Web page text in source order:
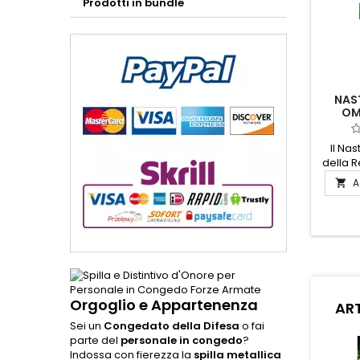
Orgoglio e Appartenenza
Sei un Congedato della Difesa o fai
parte del personale in congedo?
Indossa con fierezza la spilla metallica
Il
della
un
